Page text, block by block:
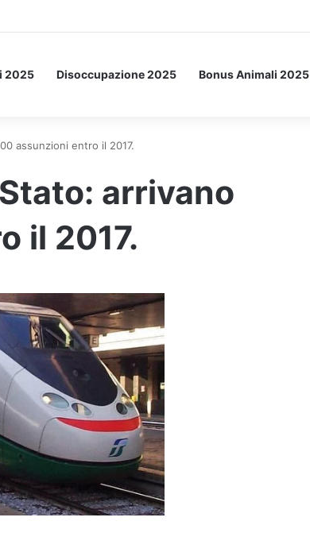
l’esperimento spaziale.
2025 Disoccupazione 2025 Bonus Animali 2025
assunzioni entro il 2017.
arrivano
il 2017.